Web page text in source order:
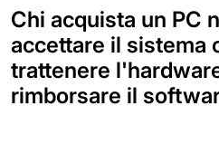
Chi acquista un PC
accettare il sistema
trattenere
rimborsare il